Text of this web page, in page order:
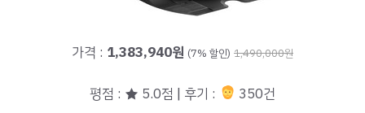
가격 : 1,383,940원 (7% 할인) 1,490,000원
평점 : ★ 5.0점 | 후기 : 350건